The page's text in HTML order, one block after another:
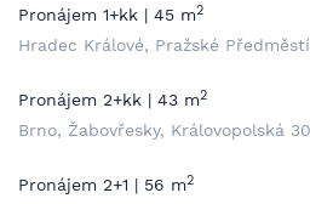
Pronájem 1+kk | 45 m2
Hradec Králové, Pražské
Pronájem 2+kk | 43 m2
Brno, Žabovřesky, Královopolská
Pronájem 2+1 | 56 m2